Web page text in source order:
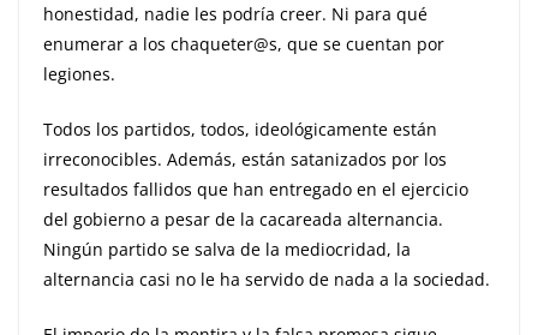
honestidad, nadie les podría creer. Ni para qué
enumerar a los chaqueter@s, que se cuentan por
legiones.
Todos los partidos, todos, ideológicamente están
irreconocibles. Además, están satanizados por los
resultados fallidos que han entregado en el ejercicio
del gobierno a pesar de la cacareada alternancia.
Ningún partido se salva de la mediocridad, la
alternancia casi no le ha servido de nada a la sociedad.